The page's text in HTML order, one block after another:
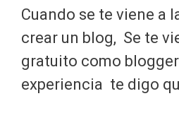
Cuando se te viene a
crear un blog, Se te
gratuito como
experiencia te digo